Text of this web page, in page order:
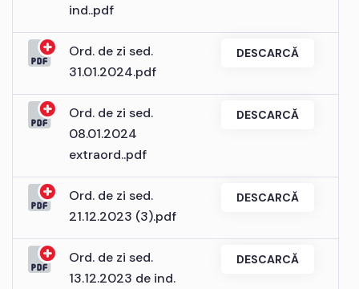
ind..pdf
Ord. de zi sed.
31.01.2024.pdf
DESCARCĂ
Ord. de zi sed.
08.01.2024
extraord..pdf
DESCARCĂ
Ord. de zi sed.
21.12.2023 (3).pdf
DESCARCĂ
Ord. de zi sed.
13.12.2023 de ind.
DESCARCĂ